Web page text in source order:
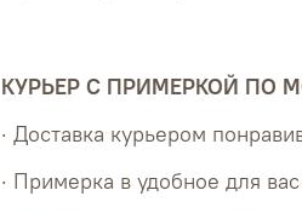
КУРЬЕР С ПРИМЕРКОЙ ПО
· Доставка курьером
· Примерка в удобное для